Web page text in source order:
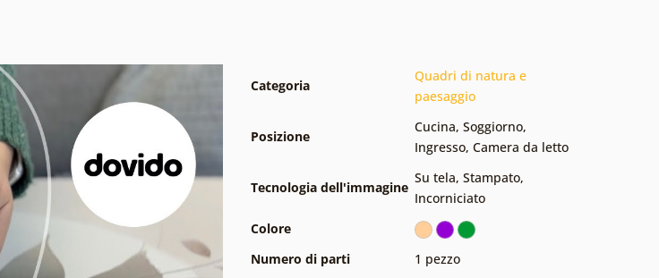
Categoria
Quadri di natura e
paesaggio
Posizione
Cucina, Soggiorno,
Ingresso, Camera da letto
Tecnologia dell'immagine
Su tela, Stampato,
Incorniciato
Colore
Numero di parti
1 pezzo